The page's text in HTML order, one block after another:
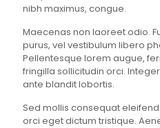
nibh maximus, congue.
Maecenas non laoreet odio.
purus, vel vestibulum libero
Pellentesque lorem augue,
fringilla sollicitudin orci.
ante blandit lobortis.
Sed mollis consequat
orci eget dictum tristique.